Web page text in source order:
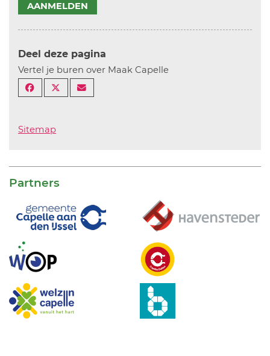
AANMELDEN
Deel deze pagina
Vertel je buren over Maak Capelle
Sitemap
Partners